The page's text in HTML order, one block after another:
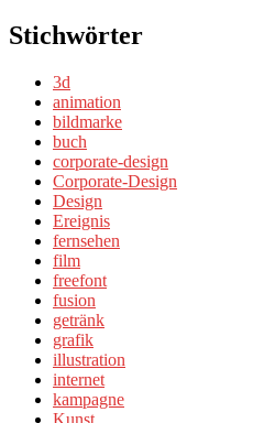
Stichwörter
3d
animation
bildmarke
buch
corporate-design
Corporate-Design
Design
Ereignis
fernsehen
film
freefont
fusion
getränk
grafik
illustration
internet
kampagne